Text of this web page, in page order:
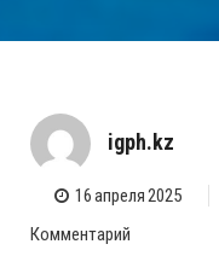
igph.kz
16 апреля 2025
Комментарий